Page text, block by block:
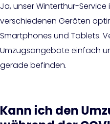
Ja, unser Winterthur-
verschiedenen Geräten
Smartphones und Tablets.
Umzugsangebote einfach
gerade befinden.
Kann ich den